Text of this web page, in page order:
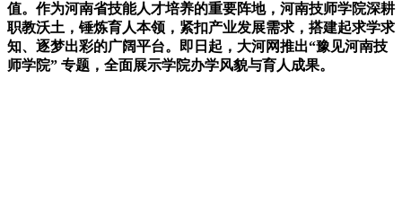
值。作为河南省技能人才培养的重要阵地，河南技师学院深耕
职教沃土，锤炼育人本领，紧扣产业发展需求，搭建起求学求
知、逐梦出彩的广阔平台。即日起，大河网推出“豫见河南技
师学院” 专题，全面展示学院办学风貌与育人成果。